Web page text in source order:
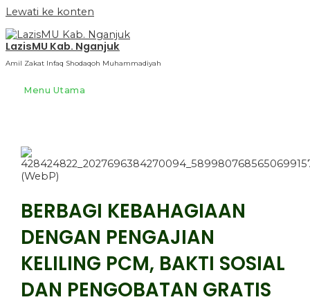
Lewati ke konten
LazisMU Kab. Nganjuk
Amil Zakat Infaq Shodaqoh Muhammadiyah
Menu Utama
BERBAGI KEBAHAGIAAN
DENGAN PENGAJIAN
KELILING PCM, BAKTI SOSIAL
DAN PENGOBATAN GRATIS